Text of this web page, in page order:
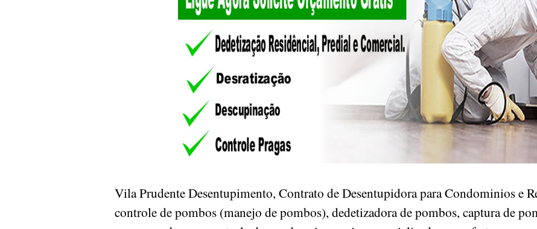
Vila Prudente Desentupimento, Contrato de Desentupidora para Condominios e
controle de pombos (manejo de pombos), dedetizadora de pombos, captura de